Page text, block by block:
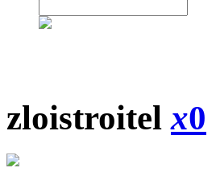
zloistroitelx0